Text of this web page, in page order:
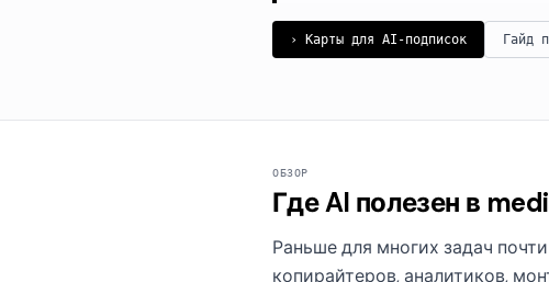
› Карты для AI-подписок Гайд
ОБЗОР
Где AI полезен в
Раньше для многих задач
копирайтеров, аналитиков,